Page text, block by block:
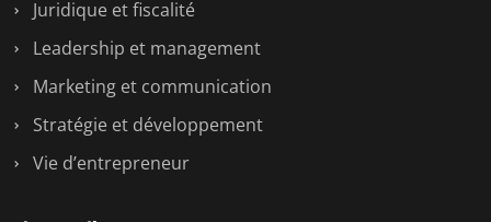
Juridique et fiscalité
Leadership et management
Marketing et communication
Stratégie et développement
Vie d’entrepreneur